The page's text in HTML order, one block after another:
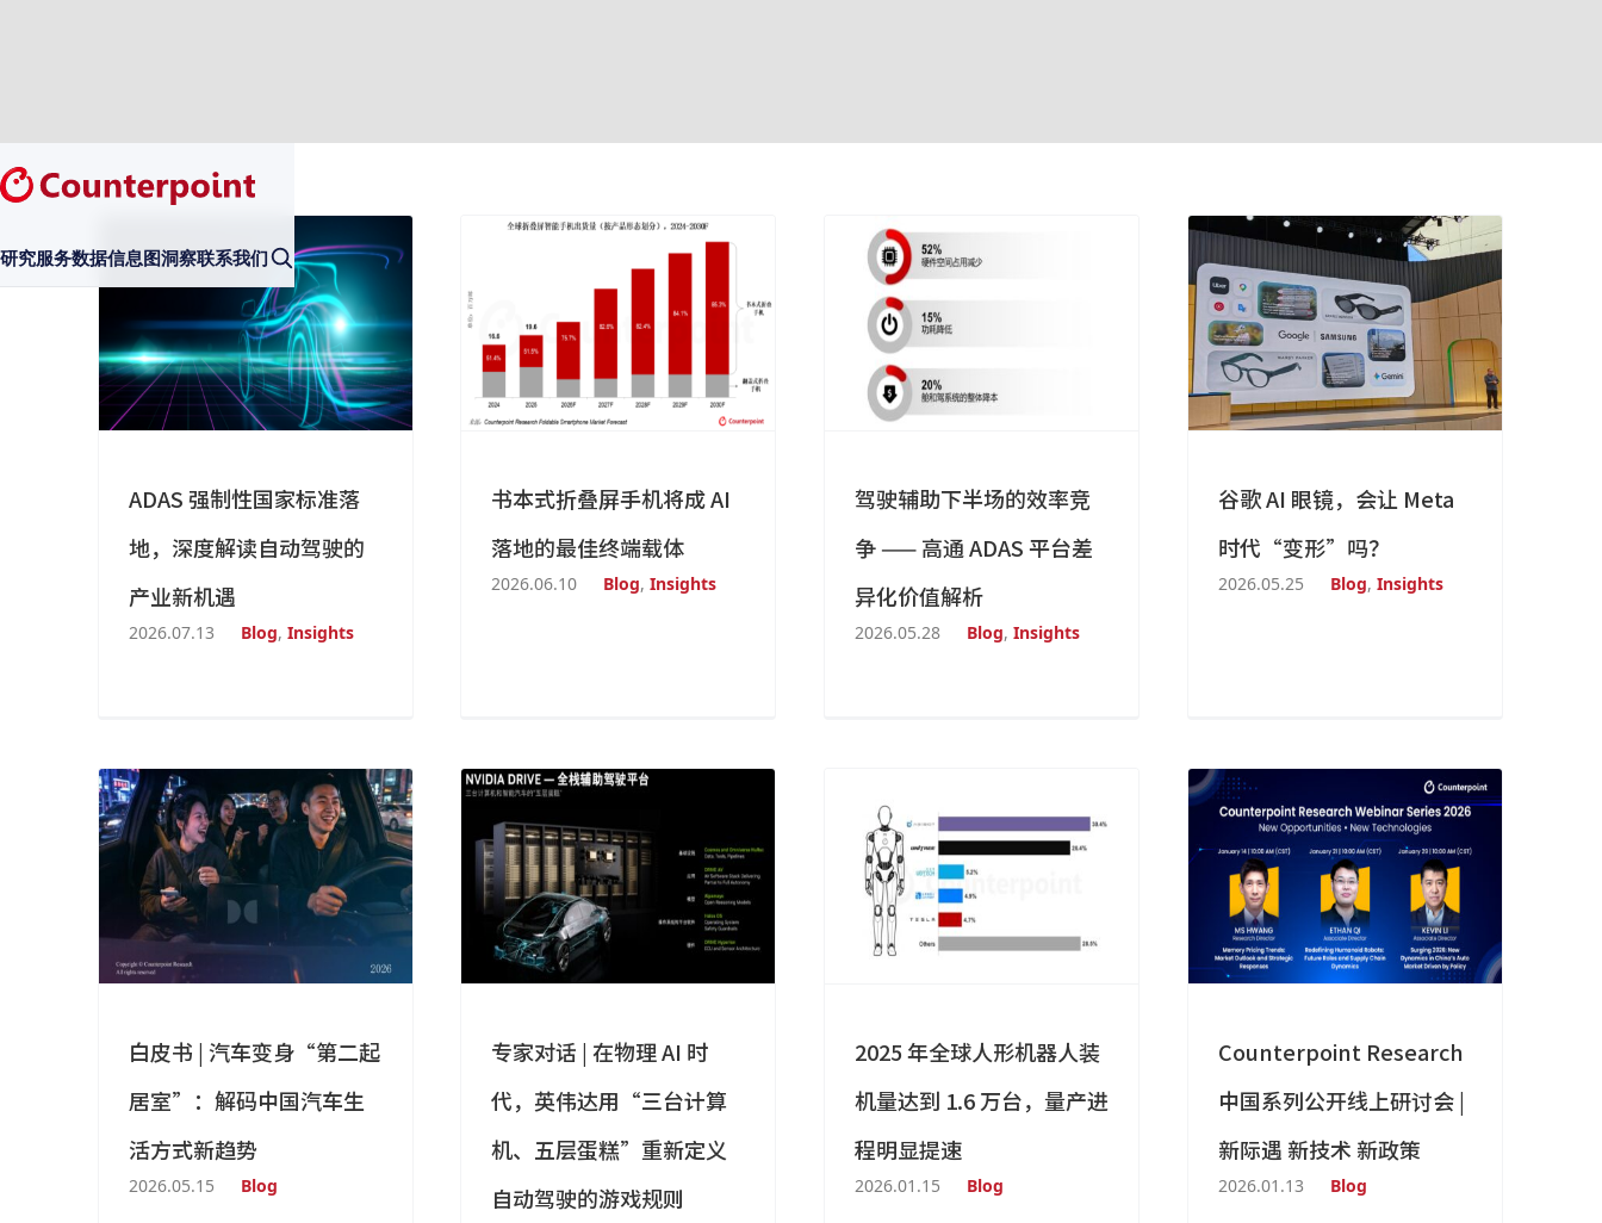
研究服务数据信息图洞察联系我们
ADAS 强制性国家标准落
地，深度解读自动驾驶的
产业新机遇
2026.07.13 Blog, Insights
书本式折叠屏手机将成 AI
落地的最佳终端载体
2026.06.10 Blog, Insights
驾驶辅助下半场的效率竞
争 —— 高通 ADAS 平台差
异化价值解析
2026.05.28 Blog, Insights
谷歌 AI 眼镜，会让 Meta
时代“变形”吗？
2026.05.25 Blog, Insights
白皮书 | 汽车变身“第二起
居室”：解码中国汽车生
活方式新趋势
2026.05.15 Blog
专家对话 | 在物理 AI 时
代，英伟达用“三台计算
机、五层蛋糕”重新定义
自动驾驶的游戏规则
2025 年全球人形机器人装
机量达到 1.6 万台，量产进
程明显提速
2026.01.15 Blog
Counterpoint Research
中国系列公开线上研讨会 |
新际遇 新技术 新政策
2026.01.13 Blog